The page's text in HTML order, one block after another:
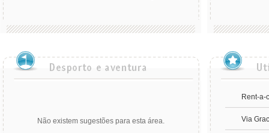
Não existem sugestões para esta área.
Rent-a-
Via